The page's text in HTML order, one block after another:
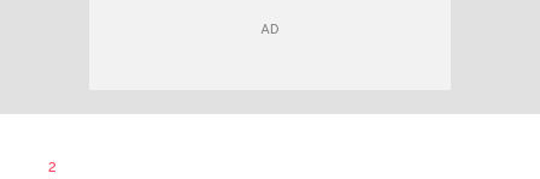
AUTOR
2